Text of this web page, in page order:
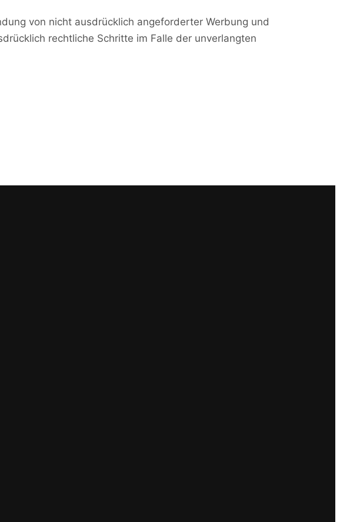
von nicht ausdrücklich angeforderter Werbung und
rechtliche Schritte im Falle der unverlangten